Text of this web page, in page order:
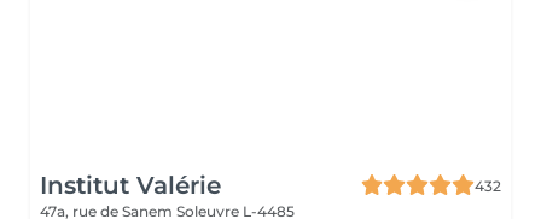
Institut Valérie
432
47a, rue de Sanem Soleuvre L-4485